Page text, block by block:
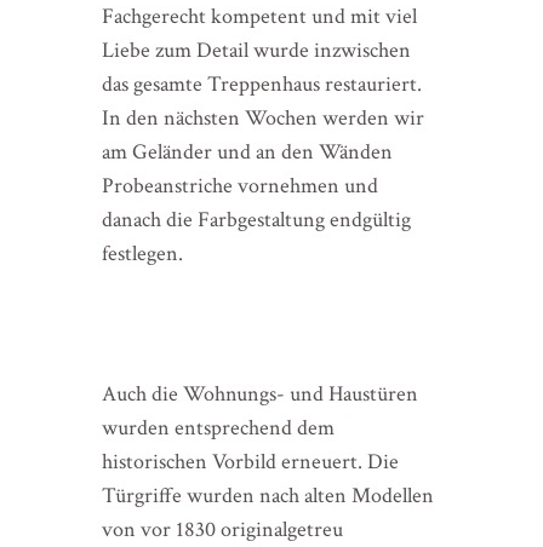
Fachgerecht kompetent und mit viel
Liebe zum Detail wurde inzwischen
das gesamte Treppenhaus restauriert.
In den nächsten Wochen werden wir
am Geländer und an den Wänden
Probeanstriche vornehmen und
danach die Farbgestaltung endgültig
festlegen.
Auch die Wohnungs- und Haustüren
wurden entsprechend dem
historischen Vorbild erneuert. Die
Türgriffe wurden nach alten Modellen
von vor 1830 originalgetreu